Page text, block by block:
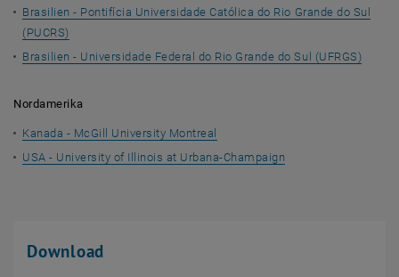
Brasilien - Pontifícia Universidade Católica do Rio Grande do Sul
(PUCRS)
Brasilien - Universidade Federal do Rio Grande do Sul (UFRGS)
Nordamerika
Kanada - McGill University Montreal
USA - University of Illinois at Urbana-Champaign
Download